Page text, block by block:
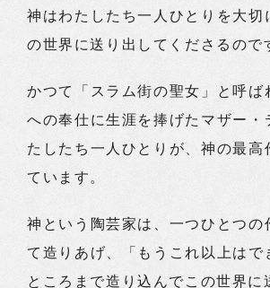
神はわたしたち一人ひとりを大切
の世界に送り出してくださるので
かつて「スラム街の聖女」と呼ば
への奉仕に生涯を捧げたマザー・
たしたち一人ひとりが、神の最高
ています。
神という陶芸家は、一つひとつの
て造りあげ、「もうこれ以上はで
ところまで造り込んでこの世界に